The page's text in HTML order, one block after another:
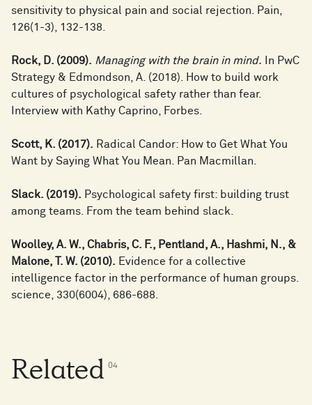
sensitivity to physical pain and social rejection. Pain,
126(1-3), 132-138.
Rock, D. (2009). Managing with the brain in mind. In PwC
Strategy & Edmondson, A. (2018). How to build work
cultures of psychological safety rather than fear.
Interview with Kathy Caprino, Forbes.
Scott, K. (2017). Radical Candor: How to Get What You
Want by Saying What You Mean. Pan Macmillan.
Slack. (2019). Psychological safety first: building trust
among teams. From the team behind slack.
Woolley, A. W., Chabris, C. F., Pentland, A., Hashmi, N., &
Malone, T. W. (2010). Evidence for a collective
intelligence factor in the performance of human groups.
science, 330(6004), 686-688.
Related 04